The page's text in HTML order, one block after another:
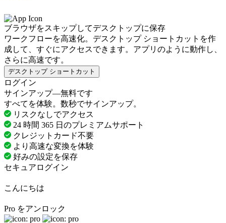
ブラウザをスキップしてデスクトップに保存
ワークフローを高速化。デスクトップ ショートカットを作
成して、すぐにアクセスできます。アプリのように動作し、
さらに高速です。
デスクトップ ショートカット
ログイン
サインアップ—無料です
すべてを体験。数秒でサインアップ。
リスクなしでアクセス
24 時間 365 日のプレミアムサポート
クレジットカード不要
より高速な変換を体験
好みの設定を保存
セキュアログイン
こんにちは
Pro をアンロック